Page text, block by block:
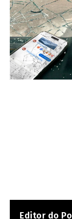
Editor do